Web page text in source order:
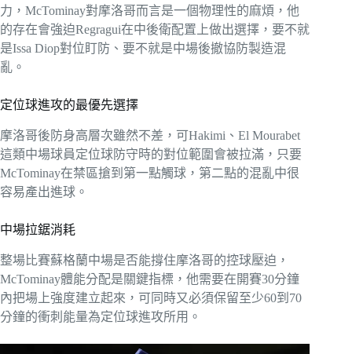
力，McTominay對摩洛哥而言是一個物理性的麻煩，他
的存在會強迫Regragui在中後衛配置上做出選擇，要不就
是Issa Diop對位盯防、要不就是中場後撤協防製造混
亂。
定位球進攻的最優先選擇
摩洛哥後防身高層次雖然不差，可Hakimi、El Mourabet
這類中場球員定位球防守時的對位範圍會被拉滿，只要
McTominay在禁區搶到第一點觸球，第二點的混亂中很
容易產出進球。
中場拉鋸消耗
整場比賽蘇格蘭中場是否能撐住摩洛哥的控球壓迫，
McTominay體能分配是關鍵指標，他需要在開賽30分鐘
內把場上強度建立起來，可同時又必須保留至少60到70
分鐘的衝刺能量為定位球進攻所用。